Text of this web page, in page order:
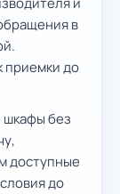
в
приемки до
шкафы без
доступные
до